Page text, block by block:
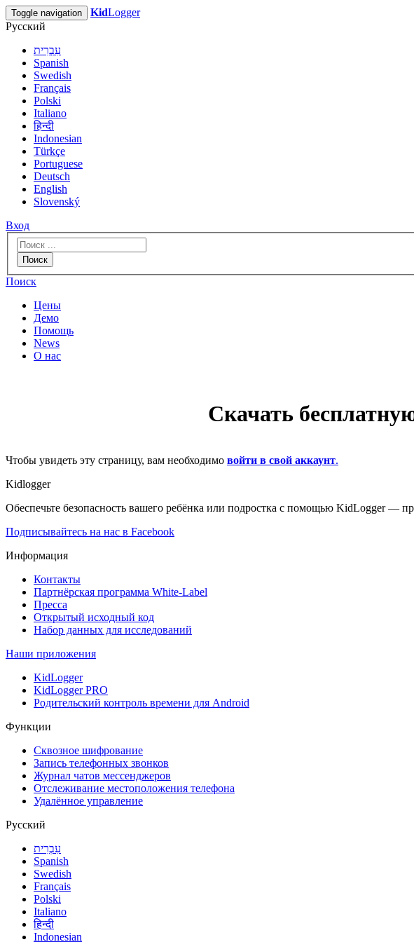
Toggle navigation KidLogger
Русский
עִבְרִית
Spanish
Swedish
Français
Polski
Italiano
हिन्दी
Indonesian
Türkçe
Portuguese
Deutsch
English
Slovenský
Вход
Поиск
Поиск
Цены
Демо
Помощь
News
О нас
Скачать
Чтобы увидеть эту страницу, вам необходимо войти в свой аккаунт.
Kidlogger
Обеспечьте безопасность вашего ребёнка или подростка с помощью KidLogger —
Подписывайтесь на нас в Facebook
Информация
Контакты
Партнёрская программа White-Label
Пресса
Открытый исходный код
Набор данных для исследований
Наши приложения
KidLogger
KidLogger PRO
Родительский контроль времени для Android
Функции
Сквозное шифрование
Запись телефонных звонков
Журнал чатов мессенджеров
Отслеживание местоположения телефона
Удалённое управление
Русский
עִבְרִית
Spanish
Swedish
Français
Polski
Italiano
हिन्दी
Indonesian